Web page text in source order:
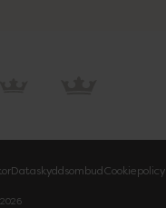
DataskyddsombudCookiepolicy
2026